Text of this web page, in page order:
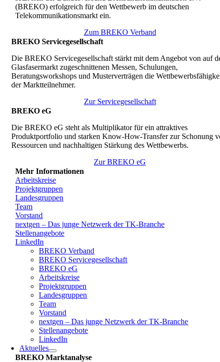
(BREKO) erfolgreich für den Wettbewerb im deutschen
Telekommunikationsmarkt ein.
Zum BREKO Verband
BREKO Servicegesellschaft
Die BREKO Servicegesellschaft stärkt mit dem Angebot von auf
Glasfasermarkt zugeschnittenen Messen, Schulungen,
Beratungsworkshops und Musterverträgen die
der Marktteilnehmer.
Zur Servicegesellschaft
BREKO eG
Die BREKO eG steht als Multiplikator für ein attraktives
Produktportfolio und starken Know-How-Transfer zur Schonung
Ressourcen und nachhaltigen Stärkung des Wettbewerbs.
Zur BREKO eG
Mehr Informationen
Arbeitskreise
Projektgruppen
Landesgruppen
Team
Vorstand
nextgen – Das junge Netzwerk der TK-Branche
Stellenangebote
LinkedIn
BREKO Verband
BREKO Servicegesellschaft
BREKO eG
Arbeitskreise
Projektgruppen
Landesgruppen
Team
Vorstand
nextgen – Das junge Netzwerk der TK-Branche
Stellenangebote
LinkedIn
Aktuelles
BREKO Marktanalyse